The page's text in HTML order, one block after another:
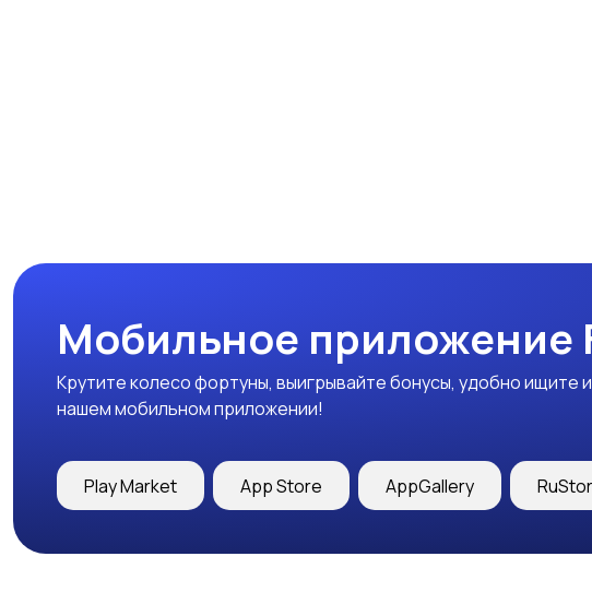
Мобильное приложение
Крутите колесо фортуны, выигрывайте бонусы, удобно ищите
нашем мобильном приложении!
Play Market App Store AppGallery